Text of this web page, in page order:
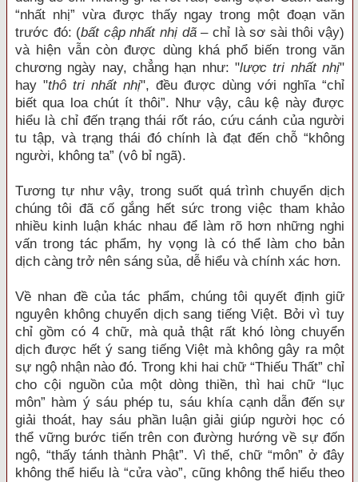
“nhất nhị” vừa được thấy ngay trong một đoạn văn
trước đó: (bất cập nhất nhị dã– chỉ là sơ sài thôi vậy)
và hiện vẫn còn được dùng khá phổ biến trong văn
chương ngày nay, chẳng hạn như: "lược tri nhất nhị"
hay "thô tri nhất nhị", đều được dùng với nghĩa “chỉ
biết qua loa chút ít thôi”. Như vậy, câu kệ này được
hiểu là chỉ đến trạng thái rốt ráo, cứu cánh của người
tu tập, và trạng thái đó chính là đạt đến chỗ “không
người, không ta” (vô bỉ ngã).
Tương tự như vậy, trong suốt quá trình chuyển dịch
chúng tôi đã cố gắng hết sức trong việc tham khảo
nhiều kinh luận khác nhau để làm rõ hơn những nghi
vấn trong tác phẩm, hy vọng là có thể làm cho bản
dịch càng trở nên sáng sủa, dễ hiểu và chính xác hơn.
Về nhan đề của tác phẩm, chúng tôi quyết định giữ
nguyên không chuyển dịch sang tiếng Việt. Bởi vì tuy
chỉ gồm có 4 chữ, mà quả thật rất khó lòng chuyển
dịch được hết ý sang tiếng Việt mà không gây ra một
sự ngộ nhận nào đó. Trong khi hai chữ “Thiếu Thất” chỉ
cho cội nguồn của một dòng thiền, thì hai chữ “lục
môn” hàm ý sáu phép tu, sáu khía cạnh dẫn đến sự
giải thoát, hay sáu phần luận giải giúp người học có
thể vững bước tiến trên con đường hướng về sự đốn
ngộ, “thấy tánh thành Phật”. Vì thế, chữ “môn” ở đây
không thể hiểu là “cửa vào”, cũng không thể hiểu theo